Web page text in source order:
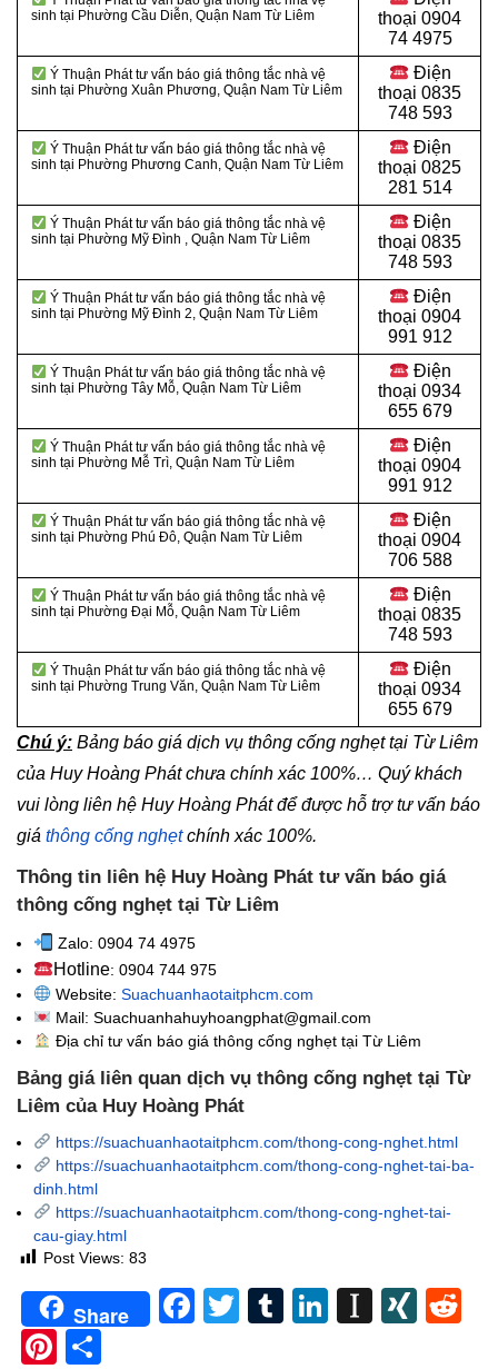
sinh tại Phường Cầu Diễn, Quận Nam Từ Liêm
thoại 0904
74 4975
Ý Thuận Phát tư vấn báo giá thông tắc nhà vệ
sinh tại Phường Xuân Phương, Quận Nam Từ Liêm
Điện
thoại 0835
748 593
Ý Thuận Phát tư vấn báo giá thông tắc nhà vệ
sinh tại Phường Phương Canh, Quận Nam Từ Liêm
Điện
thoại 0825
281 514
Ý Thuận Phát tư vấn báo giá thông tắc nhà vệ
sinh tại Phường Mỹ Đình , Quận Nam Từ Liêm
Điện
thoại 0835
748 593
Ý Thuận Phát tư vấn báo giá thông tắc nhà vệ
sinh tại Phường Mỹ Đình 2, Quận Nam Từ Liêm
Điện
thoại 0904
991 912
Ý Thuận Phát tư vấn báo giá thông tắc nhà vệ
sinh tại Phường Tây Mỗ, Quận Nam Từ Liêm
Điện
thoại 0934
655 679
Ý Thuận Phát tư vấn báo giá thông tắc nhà vệ
sinh tại Phường Mễ Trì, Quận Nam Từ Liêm
Điện
thoại 0904
991 912
Ý Thuận Phát tư vấn báo giá thông tắc nhà vệ
sinh tại Phường Phú Đô, Quận Nam Từ Liêm
Điện
thoại 0904
706 588
Ý Thuận Phát tư vấn báo giá thông tắc nhà vệ
sinh tại Phường Đại Mỗ, Quận Nam Từ Liêm
Điện
thoại 0835
748 593
Ý Thuận Phát tư vấn báo giá thông tắc nhà vệ
sinh tại Phường Trung Văn, Quận Nam Từ Liêm
Điện
thoại 0934
655 679
Chú ý: Bảng báo giá dịch vụ thông cống nghẹt tại Từ Liêm
của Huy Hoàng Phát chưa chính xác 100%… Quý khách
vui lòng liên hệ Huy Hoàng Phát để được hỗ trợ tư vấn báo
giá thông cống nghẹtchính xác 100%.
Thông tin liên hệ Huy Hoàng Phát tư vấn báo giá
thông cống nghẹt tại Từ Liêm
Zalo: 0904 74 4975
Hotline: 0904 744 975
Website: Suachuanhaotaitphcm.com
Mail: Suachuanhahuyhoangphat@gmail.com
Địa chỉ tư vấn báo giá thông cống nghẹttại Từ Liêm
Bảng giá liên quan dịch vụ thông cống nghẹt tại Từ
Liêm của Huy Hoàng Phát
https://suachuanhaotaitphcm.com/thong-cong-nghet.html
https://suachuanhaotaitphcm.com/thong-cong-nghet-tai-ba-
dinh.html
https://suachuanhaotaitphcm.com/thong-cong-nghet-tai-
cau-giay.html
Post Views: 83
Share Facebook
TwitterTumblrLinkedIn
Pinterest